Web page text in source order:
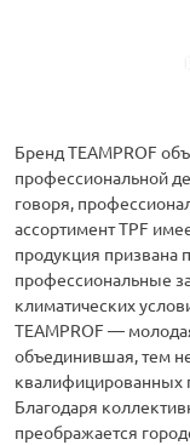
Бренд TEAMPROF
профессиональной
говоря,
ассортимент TPF
продукция призвана
профессиональные
климатических
ТEAMPROF —
объединившая, тем
квалифицированных
Благодаря
преображается